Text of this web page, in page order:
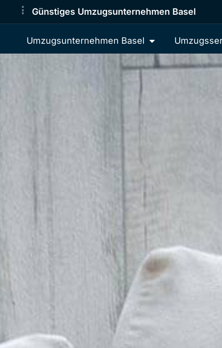
Günstiges Umzugsunternehmen Basel
Umzugsunternehmen Basel